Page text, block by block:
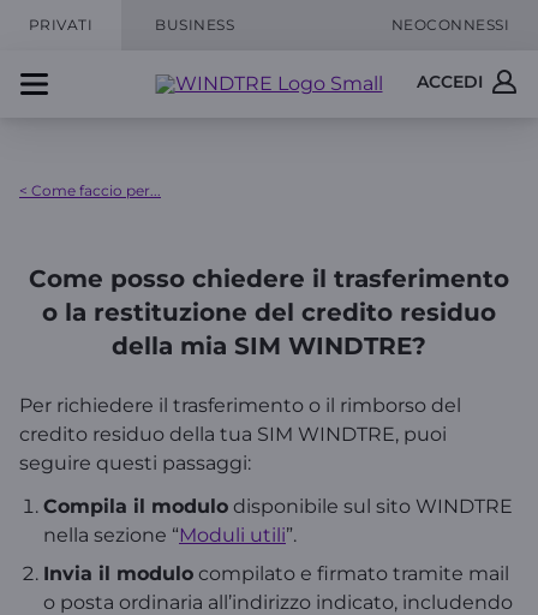
PRIVATI BUSINESS NEOCONNESSI
ACCEDI
< Come faccio per...
Come posso chiedere il trasferimento
o la restituzione del credito residuo
della mia SIM WINDTRE?
Per richiedere il trasferimento o il rimborso del
credito residuo della tua SIM WINDTRE, puoi
seguire questi passaggi:
Compila il modulo disponibile sul sito WINDTRE
nella sezione “Moduli utili”.
Invia il modulo compilato e firmato tramite mail
o posta ordinaria all’indirizzo indicato, includendo